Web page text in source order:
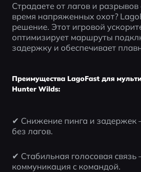
Страдаете от лагов и
время напряженных охот?
решение. Этот игровой
оптимизирует маршруты
задержку и обеспечивает
Преимущества LagoFast для
Hunter Wilds:
✔ Снижение пинга и задержек
без лагов.
✔ Стабильная голосовая связь
коммуникация с командой.